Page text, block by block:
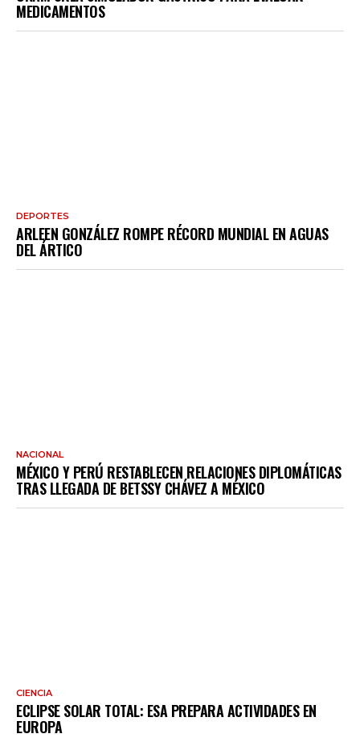
MEDICAMENTOS
DEPORTES
ARLEEN GONZÁLEZ ROMPE RÉCORD MUNDIAL EN AGUAS
DEL ÁRTICO
NACIONAL
MÉXICO Y PERÚ RESTABLECEN RELACIONES DIPLOMÁTICAS
TRAS LLEGADA DE BETSSY CHÁVEZ A MÉXICO
CIENCIA
ECLIPSE SOLAR TOTAL: ESA PREPARA ACTIVIDADES EN
EUROPA